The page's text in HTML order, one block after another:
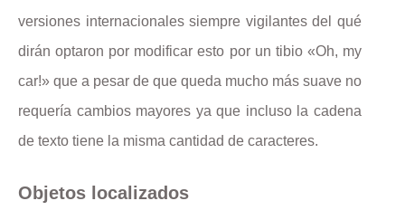
versiones internacionales siempre vigilantes del qué
dirán optaron por modificar esto por un tibio «Oh, my
car!» que a pesar de que queda mucho más suave no
requería cambios mayores ya que incluso la cadena
de texto tiene la misma cantidad de caracteres.
Objetos localizados